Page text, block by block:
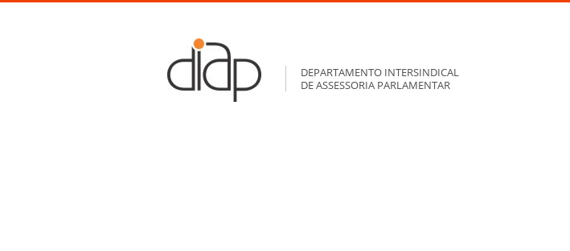
DEPARTAMENTO INTERSINDICAL
DE ASSESSORIA PARLAMENTAR